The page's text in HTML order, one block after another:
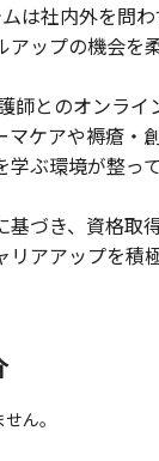
は社内外を問
ップの機会を
師とのオンラ
マケアや褥瘡・
ぶ環境が整って
基づき、資格取
リアアップを積
ん。